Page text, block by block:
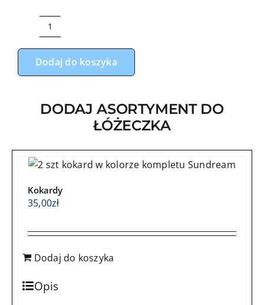
ilość
Komplet
do
elementowy
velvet
Dodaj do koszyka
DODAJ ASORTYMENT DO
ŁÓŻECZKA
Kokardy
35,00zł
Dodaj do koszyka
Opis